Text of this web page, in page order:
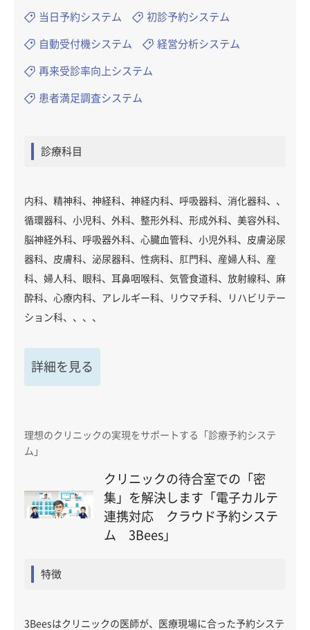
当日予約システム 初診予約システム
自動受付機システム 経営分析システム
再来受診率向上システム
患者満足調査システム
診療科目
内科、精神科、神経科、神経内科、呼吸器科、消化器科、、
循環器科、小児科、外科、整形外科、形成外科、美容外科、
脳神経外科、呼吸器外科、心臓血管科、小児外科、皮膚泌尿
器科、皮膚科、泌尿器科、性病科、肛門科、産婦人科、産
科、婦人科、眼科、耳鼻咽喉科、気管食道科、放射線科、麻
酔科、心療内科、アレルギー科、リウマチ科、リハビリテー
ション科、、、、
詳細を見る
理想のクリニックの実現をサポートする「診療予約システ
ム」
クリニックの待合室での「密
集」を解決します「電子カルテ
連携対応 クラウド予約システ
ム 3Bees」
特徴
3Beesはクリニックの医師が、医療現場に合った予約システ